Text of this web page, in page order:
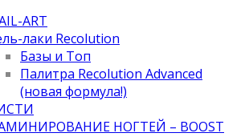
ART
лаки Recolution
Базы и Топ
Палитра Recolution Advanced
(новая формула!)
НОГТЕЙ – BOOST